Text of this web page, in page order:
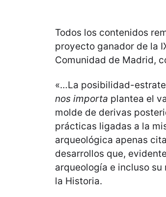
Todos los contenidos
proyecto ganador de la
Comunidad de Madrid,
«…La posibilidad-
nos importa plantea el
molde de derivas
prácticas ligadas a la
arqueológica apenas
desarrollos que,
arqueología e incluso
la Historia.